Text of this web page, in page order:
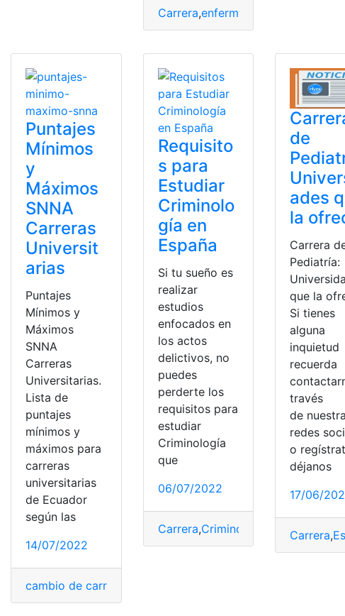
Carrera,enfermería
Puntajes
Mínimos
y
Máximos
SNNA
Carreras
Universit
arias
Puntajes
Mínimos y
Máximos
SNNA
Carreras
Universitarias.
Lista de
puntajes
mínimos y
máximos para
carreras
universitarias
de Ecuador
según las
14/07/2022
cambio de carrera
Requisito
s para
Estudiar
Criminolo
gía en
España
Si tu sueño es
realizar
estudios
enfocados en
los actos
delictivos, no
puedes
perderte los
requisitos para
estudiar
Criminología
que
06/07/2022
Carrera,Criminología España
de
ades
la
Carrera
Pediatría:
que la
Si tienes
alguna
inquietud
recuerda
través
de
redes
o
déjanos
17/06/
Carrera,